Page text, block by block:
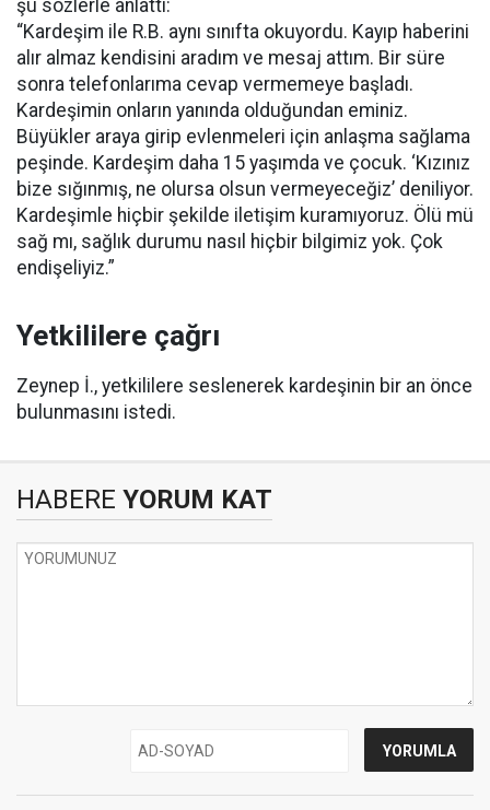
şu sözlerle anlattı:
“Kardeşim ile R.B. aynı sınıfta okuyordu. Kayıp haberini
alır almaz kendisini aradım ve mesaj attım. Bir süre
sonra telefonlarıma cevap vermemeye başladı.
Kardeşimin onların yanında olduğundan eminiz.
Büyükler araya girip evlenmeleri için anlaşma sağlama
peşinde. Kardeşim daha 15 yaşımda ve çocuk. ‘Kızınız
bize sığınmış, ne olursa olsun vermeyeceğiz’ deniliyor.
Kardeşimle hiçbir şekilde iletişim kuramıyoruz. Ölü mü
sağ mı, sağlık durumu nasıl hiçbir bilgimiz yok. Çok
endişeliyiz.”
Yetkililere çağrı
Zeynep İ., yetkililere seslenerek kardeşinin bir an önce
bulunmasını istedi.
HABERE YORUM KAT